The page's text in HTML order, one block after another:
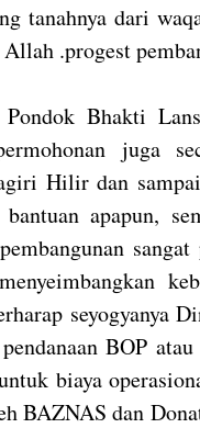
tanahnya dari
.progest
Pondok Bhakti
juga
Hilir dan
bantuan apapun,
seyogyanya
BOP
biaya
BAZNAS dan